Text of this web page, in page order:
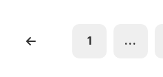
1 ...